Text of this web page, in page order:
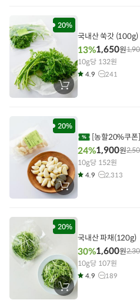
에
담
기
20%
장
바
에
담
기
국내산 쑥갓 (100g)
13%1,650원
10g당 132원
4.9 241
20%
장
바
에
담
기
24%1,900원
10g당 152원
4.9 2,313
20%
장
바
국내산 파채(120g)
30%1,600원
10g당 107원
4.9 189